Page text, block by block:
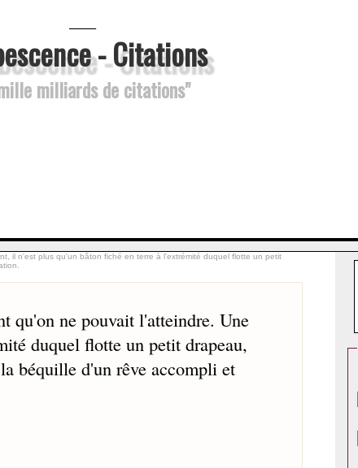
- Citations
milliards de citations"
il n'est plus qu'un bâton fiché en terre à l'extrémité duquel flotte un petit
qu'on ne pouvait l'atteindre. Une
duquel flotte un petit drapeau,
béquille d'un rêve accompli et